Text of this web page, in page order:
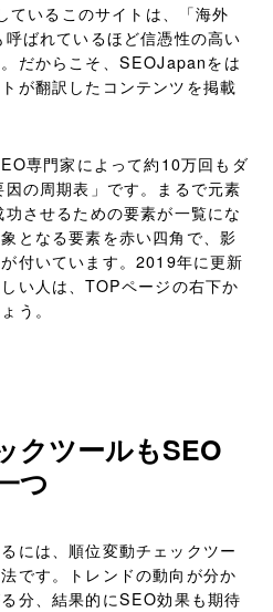
いるこのサイトは、「海外
ばれているほど信憑性の高い
だからこそ、SEOJapanをは
が翻訳したコンテンツを掲載
専門家によって約10万回もダ
の周期表」です。まるで元素
させるための要素が一覧にな
となる要素を赤い四角で、影
付いています。2019年に更新
い人は、TOPページの右下か
う。
クツールもSEO
つ
には、順位変動チェックツー
です。トレンドの動向が分か
分、結果的にSEO効果も期待